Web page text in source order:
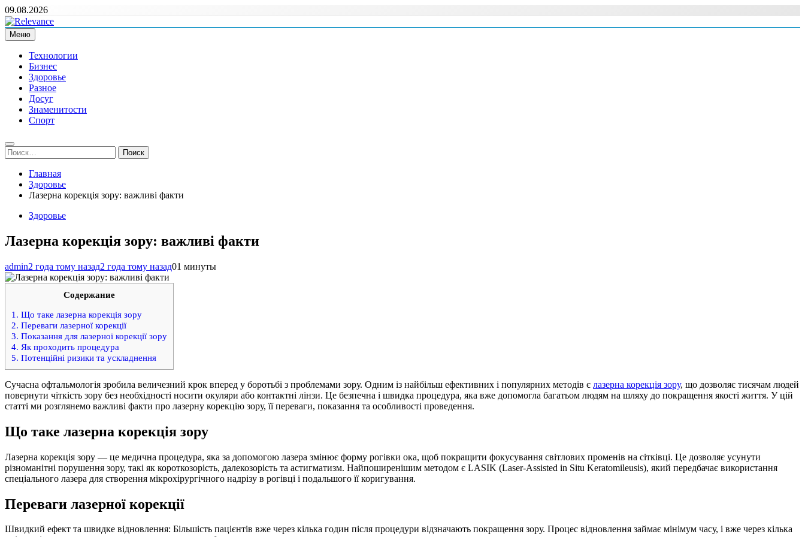
Перейти
к
содержимому
09.08.2026
Relevance
Релевантні новини — саме те, що вам потрібно
Меню
Технологии
Бизнес
Здоровье
Разное
Досуг
Знаменитости
Спорт
Найти:
Главная
Здоровье
Лазерна корекція зору: важливі факти
Здоровье
Лазерна корекція зору: важливі факти
admin2 года тому назад2 года тому назад01 минуты
Содержание
1. Що таке лазерна корекція зору
2. Переваги лазерної корекції
3. Показання для лазерної корекції зору
4. Як проходить процедура
5. Потенційні ризики та ускладнення
Сучасна офтальмологія зробила величезний крок вперед у боротьбі з проблемами зору. Одним із найбільш ефективних і популярних методів є лазерна корекція зору, що дозволяє тисячам людей
повернути чіткість зору без необхідності носити окуляри або контактні лінзи. Це безпечна і швидка процедура, яка вже допомогла багатьом людям на шляху до покращення якості життя. У цій
статті ми розглянемо важливі факти про лазерну корекцію зору, її переваги, показання та особливості проведення.
Що таке лазерна корекція зору
Лазерна корекція зору — це медична процедура, яка за допомогою лазера змінює форму рогівки ока, щоб покращити фокусування світлових променів на сітківці. Це дозволяє усунути
різноманітні порушення зору, такі як короткозорість, далекозорість та астигматизм. Найпоширенішим методом є LASIK (Laser-Assisted in Situ Keratomileusis), який передбачає використання
спеціального лазера для створення мікрохірургічного надрізу в рогівці і подальшого її коригування.
Переваги лазерної корекції
Швидкий ефект та швидке відновлення: Більшість пацієнтів вже через кілька годин після процедури відзначають покращення зору. Процес відновлення займає мінімум часу, і вже через кілька